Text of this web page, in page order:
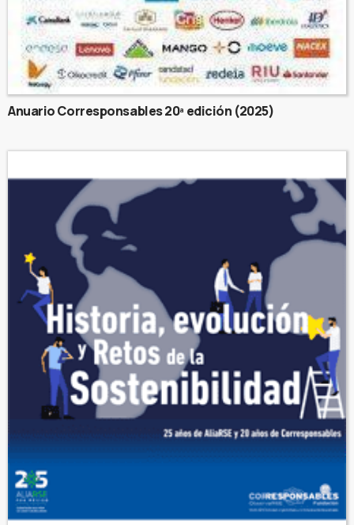
Anuario Corresponsables 20ª edición (2025)